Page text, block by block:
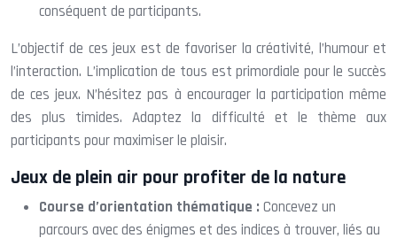
conséquent de participants.
L’objectif de ces jeux est de favoriser la créativité, l’humour et
l’interaction. L’implication de tous est primordiale pour le succès
de ces jeux. N’hésitez pas à encourager la participation même
des plus timides. Adaptez la difficulté et le thème aux
participants pour maximiser le plaisir.
Jeux de plein air pour profiter de la nature
Course d’orientation thématique : Concevez un
parcours avec des énigmes et des indices à trouver, liés au